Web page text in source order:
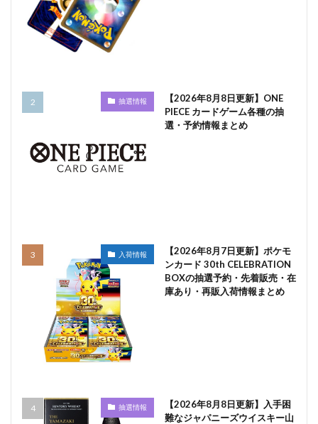
抽選情報
【2026年8月8日更新】ONE
PIECE カードゲーム各種の抽
選・予約情報まとめ
入荷情報
【2026年8月7日更新】ポケモ
ンカード 30th CELEBRATION
BOXの抽選予約・先着販売・在
庫あり・再販入荷情報まとめ
抽選情報
【2026年8月8日更新】入手困
難なジャパニーズウイスキー山